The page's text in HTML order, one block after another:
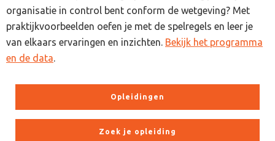
organisatie in control bent conform de wetgeving? Met
praktijkvoorbeelden oefen je met de spelregels en leer je
van elkaars ervaringen en inzichten. Bekijk het programma
en de data.
Opleidingen
Zoek je opleiding